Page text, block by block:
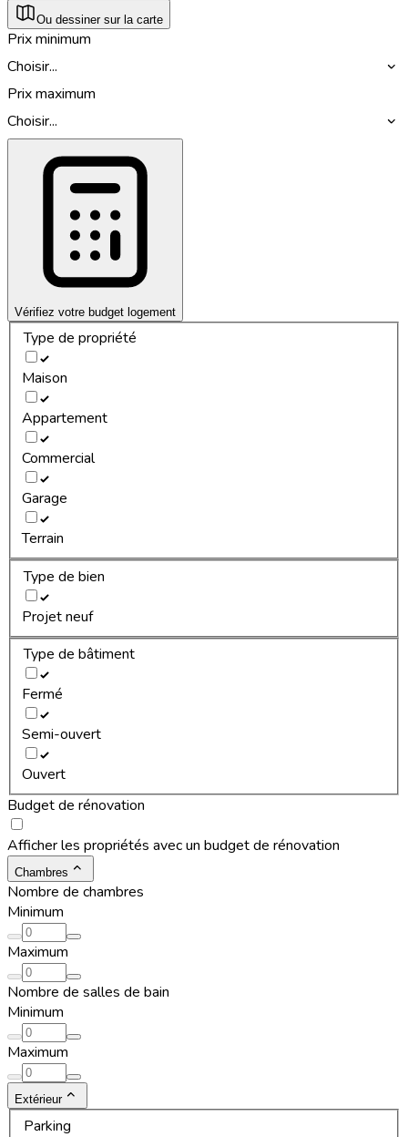
Ou dessiner sur la carte
Prix minimum
Choisir...
Prix maximum
Choisir...
Vérifiez votre budget logement
Type de propriété
Maison
Appartement
Commercial
Garage
Terrain
Type de bien
Projet neuf
Type de bâtiment
Fermé
Semi-ouvert
Ouvert
Budget de rénovation
Afficher les propriétés avec un budget de rénovation
Chambres
Nombre de chambres
Minimum
Maximum
Nombre de salles de bain
Minimum
Maximum
Extérieur
Parking